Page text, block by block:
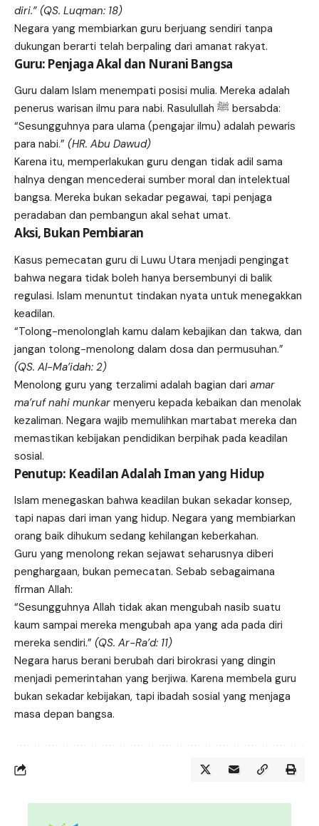
diri.” (QS. Luqman: 18)
Negara yang membiarkan guru berjuang sendiri tanpa
dukungan berarti telah berpaling dari amanat rakyat.
Guru: Penjaga Akal dan Nurani Bangsa
Guru dalam Islam menempati posisi mulia. Mereka adalah
penerus warisan ilmu para nabi. Rasulullah ﷺ bersabda:
“Sesungguhnya para ulama (pengajar ilmu) adalah pewaris
para nabi.” (HR. Abu Dawud)
Karena itu, memperlakukan guru dengan tidak adil sama
halnya dengan mencederai sumber moral dan intelektual
bangsa. Mereka bukan sekadar pegawai, tapi penjaga
peradaban dan pembangun akal sehat umat.
Aksi, Bukan Pembiaran
Kasus pemecatan guru di Luwu Utara menjadi pengingat
bahwa negara tidak boleh hanya bersembunyi di balik
regulasi. Islam menuntut tindakan nyata untuk menegakkan
keadilan.
“Tolong-menolonglah kamu dalam kebajikan dan takwa, dan
jangan tolong-menolong dalam dosa dan permusuhan.”
(QS. Al-Ma’idah: 2)
Menolong guru yang terzalimi adalah bagian dari amar
ma’ruf nahi munkar menyeru kepada kebaikan dan menolak
kezaliman. Negara wajib memulihkan martabat mereka dan
memastikan kebijakan pendidikan berpihak pada keadilan
sosial.
Penutup: Keadilan Adalah Iman yang Hidup
Islam menegaskan bahwa keadilan bukan sekadar konsep,
tapi napas dari iman yang hidup. Negara yang membiarkan
orang baik dihukum sedang kehilangan keberkahan.
Guru yang menolong rekan sejawat seharusnya diberi
penghargaan, bukan pemecatan. Sebab sebagaimana
firman Allah:
“Sesungguhnya Allah tidak akan mengubah nasib suatu
kaum sampai mereka mengubah apa yang ada pada diri
mereka sendiri.” (QS. Ar-Ra’d: 11)
Negara harus berani berubah dari birokrasi yang dingin
menjadi pemerintahan yang berjiwa. Karena membela guru
bukan sekadar kebijakan, tapi ibadah sosial yang menjaga
masa depan bangsa.